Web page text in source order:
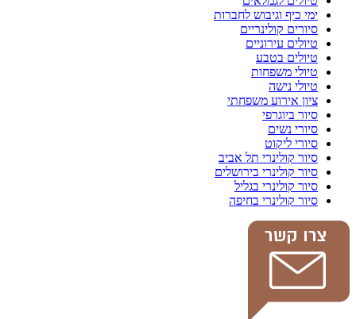
ימי כיף וגיבוש לחברות
סיורים קולינריים
טיולים עירוניים
טיולים בטבע
טיולי משפחות
טיולי נישה
ציון אירוע משפחתי
סיור ביוגרפי
סיורי נשים
סיורי ליקוט
סיור קולינרי תל אביב
סיור קולינרי בירושלים
סיור קולינרי בגליל
סיור קולינרי בחיפה